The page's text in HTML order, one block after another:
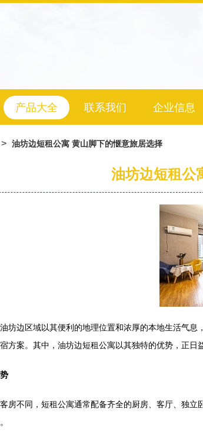
产品大全 联系我们 企业信息
> 油坊边短租公寓 黄山脚下的惬意旅居选择
油坊边短租公
坊边区域以其便利的地理位置和浓厚的本地生活气
方案。其中，油坊边短租公寓以其独特的优势，正日
客房不同，短租公寓通常配备齐全的厨房、客厅、独